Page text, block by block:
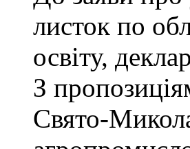
листок по
освіту,
З
Свято-